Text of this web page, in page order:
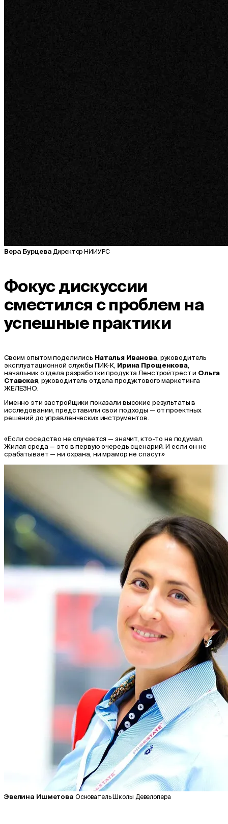
Вера Бурцева Директор НИИУРС
Фокус дискуссии
сместился с проблем на
успешные практики
Своим опытом поделились Наталья Иванова, руководитель
эксплуатационной службы ПИК-К, Ирина Прощенкова,
начальник отдела разработки продукта Ленстройтрест и Ольга
Ставская, руководитель отдела продуктового маркетинга
ЖЕЛЕЗНО.
Именно эти застройщики показали высокие результаты в
исследовании, представили свои подходы — от проектных
решений до управленческих инструментов.
«Если соседство не случается — значит, кто-то не подумал.
Жилая среда — это в первую очередь сценарий. И если он не
срабатывает — ни охрана, ни мрамор не спасут»
Эвелина Ишметова Основатель Школы Девелопера